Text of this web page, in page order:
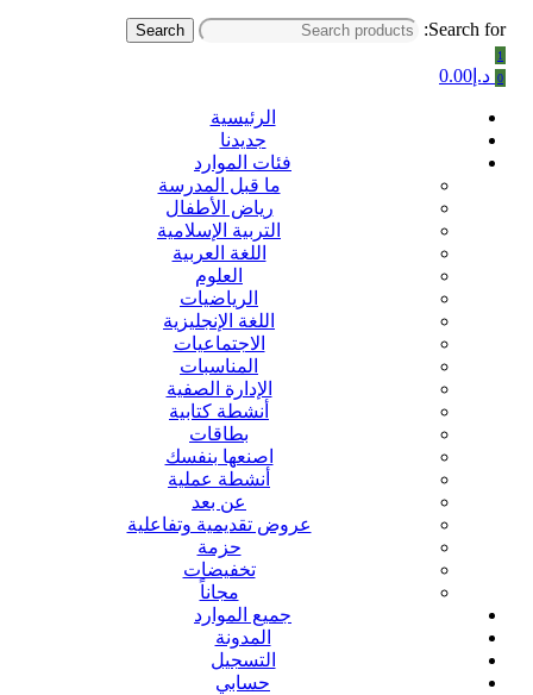
Search for:
Search
1
0 د.إ 0.00
الرئيسية
جديدنا
فئات الموارد
ما قبل المدرسة
رياض الأطفال
التربية الإسلامية
اللغة العربية
العلوم
الرياضيات
اللغة الإنجليزية
الاجتماعيات
المناسبات
الإدارة الصفية
أنشطة كتابية
بطاقات
اصنعها بنفسك
أنشطة عملية
عن بعد
عروض تقديمية وتفاعلية
حزمة
تخفيضات
مجاناً
جميع الموارد
المدونة
التسجيل
حسابي